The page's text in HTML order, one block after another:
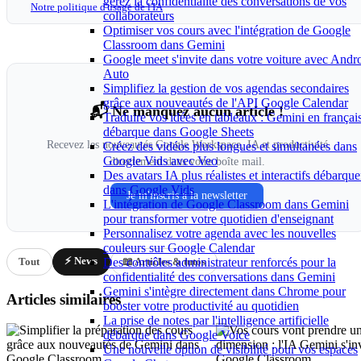
collaborateurs
Optimiser vos cours avec l'intégration de Google
Classroom dans Gemini
Google meet s'invite dans votre voiture avec
Auto
Simplifiez la gestion de vos agendas secondaires
grâce aux nouveautés de l'API Google Calendar
Traduire vos idées en tableaux : Gemini en
débarque dans Google Sheets
Créez des vidéos plus longues et simultanées dans
Google Vids avec Veo
Des avatars IA plus réalistes et interactifs
dans Google Vids
L'intégration de Google Classroom dans Gemini
pour transformer votre quotidien d'enseignant
Personnalisez votre agenda avec les nouvelles
couleurs sur Google Calendar
Des contrôles administrateur renforcés pour la
confidentialité des conversations dans Gemini
Gemini s'intègre directement dans Chrome pour
booster votre productivité au quotidien
La prise de notes par l'intelligence artificielle
débarque dans Google Voice
Une nouvelle option de visibilité pour vos espaces
Notre politique d'usage de l'IA
📬 Ne manquez aucun article !
Recevez les nouveautés Google Workspace, IA et productivité
directement dans votre boîte mail.
Je m'inscris à la newsletter
Tout ⚡ News 📖 Articles & tutos
Articles similaires